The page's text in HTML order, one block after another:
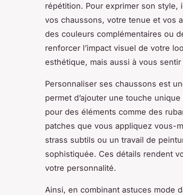
répétition. Pour exprimer son style,
vos chaussons, votre tenue et vos
des couleurs complémentaires ou
renforcer l’impact visuel de votre
esthétique, mais aussi à vous
Personnaliser ses chaussons est
permet d’ajouter une touche
pour des éléments comme des
patches que vous appliquez vous-
strass subtils ou un travail de
sophistiquée. Ces détails rendent
votre personnalité.
Ainsi, en combinant astuces mode